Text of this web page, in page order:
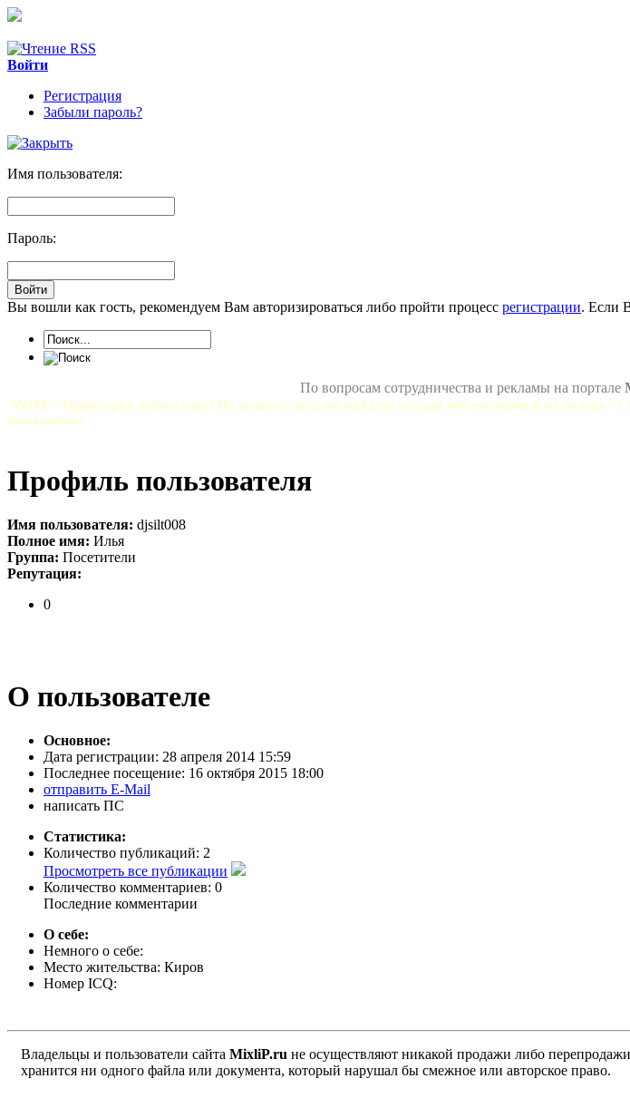
Войти
Регистрация
Забыли пароль?
Имя пользователя:
Пароль:
Вы вошли как гость, рекомендуем Вам авторизироваться либо пройти процесс регистрации. Если
По вопросам сотрудничества и рекламы на портале
MixliP - Территория вебмастера! На нашем сайте вы найдете все для веб-мастеров и не
пожалеешь!
Профиль пользователя
Имя пользователя: djsilt008
Полное имя: Илья
Группа: Посетители
Репутация:
0
О пользователе
Основное:
Дата регистрации: 28 апреля 2014 15:59
Последнее посещение: 16 октября 2015 18:00
отправить E-Mail
написать ПС
Статистика:
Количество публикаций: 2
Просмотреть все публикации
Количество комментариев: 0
Последние комментарии
О себе:
Немного о себе:
Место жительства: Киров
Номер ICQ:
Владельцы и пользователи сайта MixliP.ru не осуществляют никакой продажи либо
хранится ни одного файла или документа, который нарушал бы смежное или авторское право.